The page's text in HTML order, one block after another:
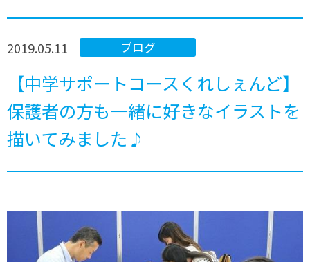
ブログ
2019.05.11
【中学サポートコースくれしぇんど】
保護者の方も一緒に好きなイラストを
描いてみました♪